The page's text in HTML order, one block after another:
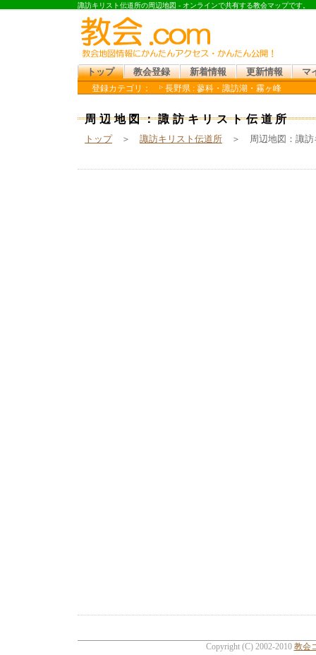
諏訪キリスト伝道所の周辺地図 - オンラインで共有する教会マップです。
トップ 教会登録 新着情報 更新情報
マ
登録カテゴリ：
長野県 : 蓼科・諏訪湖・霧ヶ峰
周辺地図：諏訪キリスト伝道所
トップ ＞ 諏訪キリスト伝道所 ＞ 周辺地図：諏訪
Copyright (C) 2002-2010 教会